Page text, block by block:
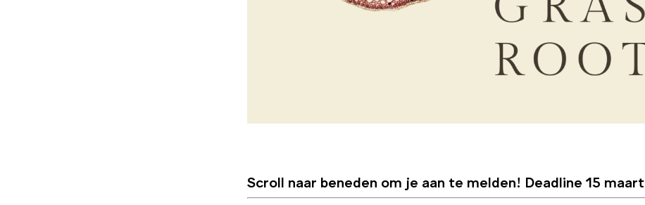
Scroll naar beneden om je aan te melden! Deadline 15 maart.